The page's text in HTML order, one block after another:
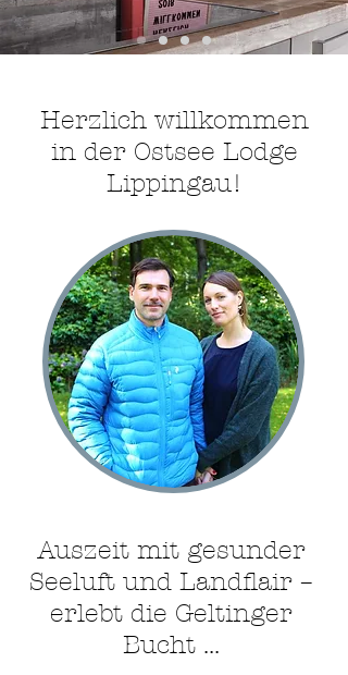
Herzlich willkommen
in der Ostsee Lodge
Lippingau!
Auszeit mit gesunder
Seeluft und Landflair –
erlebt die Geltinger
Bucht ...